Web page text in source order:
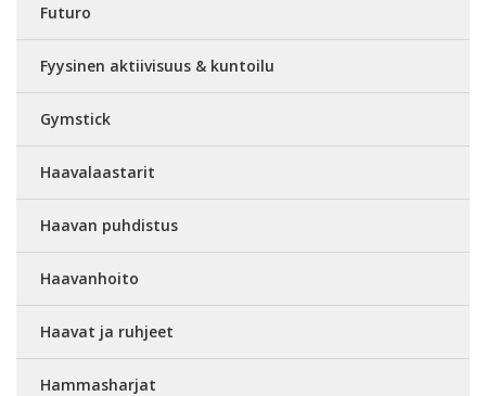
Futuro
Fyysinen aktiivisuus & kuntoilu
Gymstick
Haavalaastarit
Haavan puhdistus
Haavanhoito
Haavat ja ruhjeet
Hammasharjat